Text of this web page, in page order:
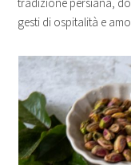
gesti di ospitalità e